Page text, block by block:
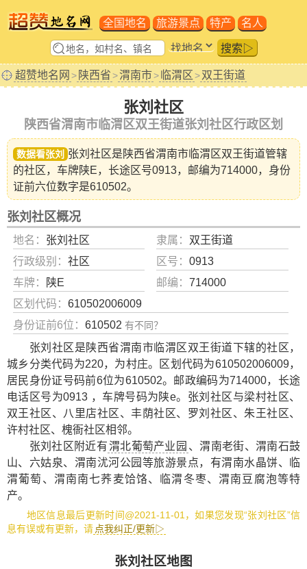
全国地名 旅游景点 特产 名人
搜索▷
超赞地名网 > 陕西省>渭南市> 临渭区 >双王街道
张刘社区
陕西省渭南市临渭区双王街道张刘社区行政区划
数据看张刘 张刘社区是陕西省渭南市临渭区双王街道管辖
的社区，车牌陕E，长途区号0913，邮编为714000，身份
证前六位数字是610502。
张刘社区概况
地名： 张刘社区 隶属： 双王街道
行政级别： 社区 区号：0913
车牌：
陕E 邮编：714000
区划代码： 610502006009
身份证前6位： 610502 有不同？
张刘社区是陕西省渭南市临渭区双王街道下辖的社区，
城乡分类代码为220，为村庄。区划代码为610502006009，
居民身份证号码前6位为610502。邮政编码为714000，长途
电话区号为0913 ，车牌号码为陕e。张刘社区与梁村社区、
双王社区、八里店社区、丰荫社区、罗刘社区、朱王社区、
许村社区、槐衙社区相邻。
张刘社区附近有渭北葡萄产业园 、渭南老街、渭南石鼓
山、 六姑泉、 渭南沋河公园 等旅游景点，有渭南水晶饼、
临
渭葡萄 、 渭南南七荞麦饸饹、 临渭冬枣、渭南豆腐泡等特
产。
地区信息最后更新时间@2021-11-01，如果您发现“张刘社区”信
息有误或有更新，请 点我纠正/更新▷
张刘社区地图